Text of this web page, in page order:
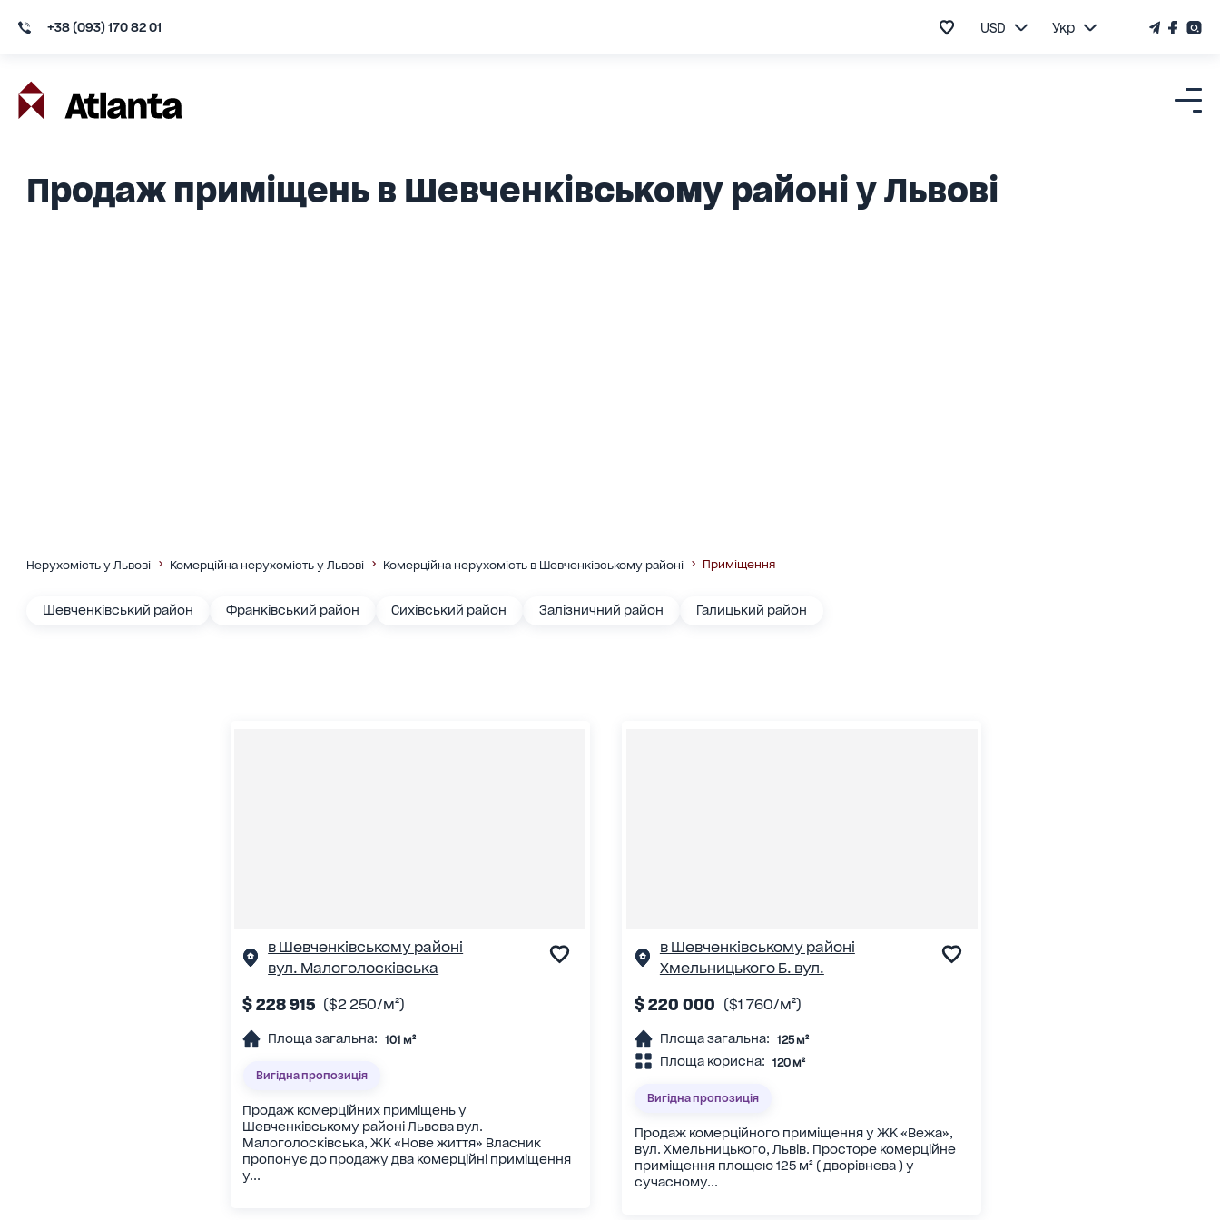
+38 (093) 170 82 01 USD Укр
Продаж приміщень в Шевченківському районі у Львові
Нерухомість у Львові Комерційна нерухомість у Львові Комерційна нерухомість в Шевченківському районі Приміщення
Шевченківський район Франківський район Сихівський район Залізничний район Галицький район
в Шевченківському районі
вул. Малоголосківська
$ 228 915 ($2 250/м²)
Площа загальна: 101 м²
Вигідна пропозиція
Продаж комерційних приміщень у
Шевченківському районі Львова вул.
Малоголосківська, ЖК «Нове життя» Власник
пропонує до продажу два комерційні приміщення
у...
в Шевченківському районі
Хмельницького Б. вул.
$ 220 000 ($1 760/м²)
Площа загальна: 125 м²
Площа корисна: 120 м²
Вигідна пропозиція
Продаж комерційного приміщення у ЖК «Вежа»,
вул. Хмельницького, Львів. Просторе комерційне
приміщення площею 125 м² ( дворівнева ) у
сучасному...